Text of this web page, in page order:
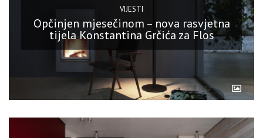
VIJESTI
Opčinjen mjesečinom – nova rasvjetna
tijela Konstantina Grčića za Flos